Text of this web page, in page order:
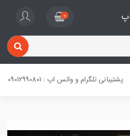
0
پشتیبانی تلگرام و واتس اپ : 09012990801